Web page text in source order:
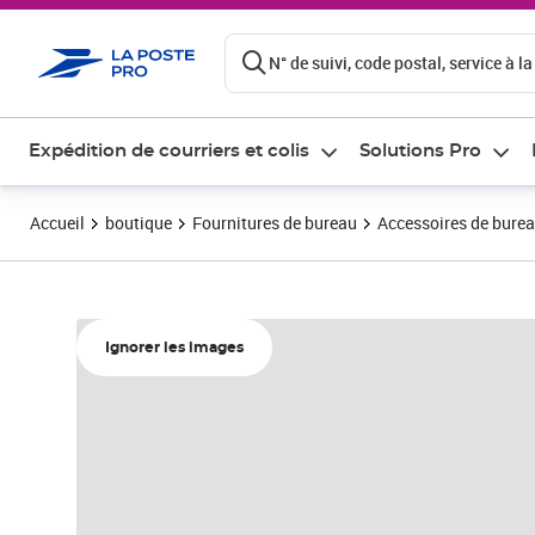
N° de suivi, code postal, service à
Expédition de courriers et colis Solutions Pro
Accueil boutique Fournitures de bureau Accessoires de
Ignorer les images